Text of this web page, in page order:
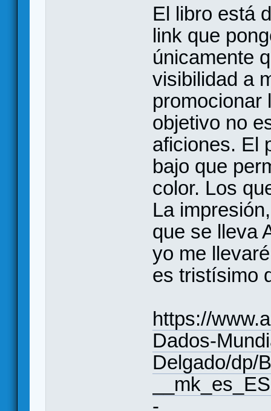
El libro está
link que
únicamente
visibilidad a
promocionar
objetivo no
aficiones. El
bajo que
color. Los
La
que se lleva
yo me
es tristísimo
https://
Dados-
Delgado/dp/
-